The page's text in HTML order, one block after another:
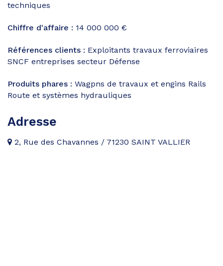
techniques
Chiffre d'affaire : 14 000 000 €
Références clients : Exploitants travaux ferroviaires
SNCF entreprises secteur Défense
Produits phares : Wagpns de travaux et engins Rails
Route et systèmes hydrauliques
Adresse
2, Rue des Chavannes / 71230 SAINT VALLIER